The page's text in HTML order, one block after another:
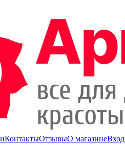
КонтактыОтзывыО магазинеВход